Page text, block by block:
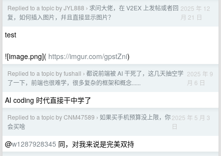
Replied to a topic by JYL888 › 求问大佬，在 V2EX 上发帖或者回
复，如何插入图片，幷且直接显示图片？
2025 年 12
月 21 日
test
![image.png]( https://imgur.com/gpstZni)
Replied to a topic by fushall › 都说前端被 AI 干死了，这几天抽空学
了一下，前端也很难学，很多复杂的框架和概念......
2025 年 9
月 6 日
AI coding 时代直接干中学了
Replied to a topic by CNM47589 › 如果买手机预算没上限，你
会买啥
2025 年 5 月 3
日
@w1287928345 同，对我来说是完美双持